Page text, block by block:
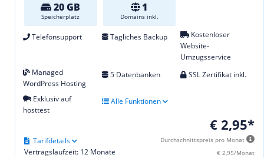
20 GB
Speicherplatz
1
Domains inkl.
Telefonsupport Tägliches Backup
Kostenloser
Website-
Umzugsservice
Managed
WordPress Hosting
5 Datenbanken SSL Zertifikat inkl.
Exklusiv auf
hosttest
Alle Funktionen
€ 2,95*
Durchschnittspreis pro Monat
€ 2,95/Monat
Vertragslaufzeit: 12 Monate
Tarifdetails